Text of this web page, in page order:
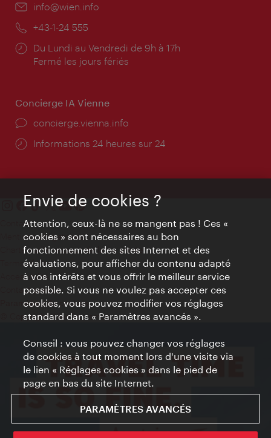
E-
info@wien.info
Téléphone:
+43-1-24 555
Horaires
d'ouverture:
Du Lundi au Vendredi de 9h à 17h
Fermé les jours fériés
Concierge IA Vienne
Ort:
concierge.vienna.info
Öffnungszeiten:
Informations 24 heures sur 24
Contact
Mentions obligatoires
Charte sur le respect de la vie privée
Terms of Use
Accessibilité
Contact presse
Paramètres de cookies
© Copyright WienTourismus
Envie de cookies ?
Attention, ceux-là ne se mangent pas ! Ces «
cookies » sont nécessaires au bon
fonctionnement des sites Internet et des
évaluations, pour afficher du contenu adapté
à vos intérêts et vous offrir le meilleur service
possible. Si vous ne voulez pas accepter ces
cookies, vous pouvez modifier vos réglages
standard dans « Paramètres avancés ».
Conseil : vous pouvez changer vos réglages
de cookies à tout moment lors d'une visite via
le lien « Réglages cookies » dans le pied de
page en bas du site Internet.
PARAMÈTRES AVANCÉS